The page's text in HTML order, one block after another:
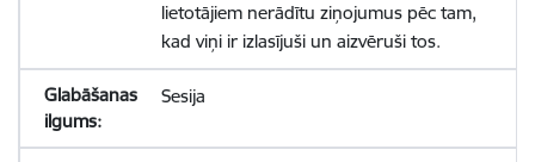
lietotājiem nerādītu ziņojumus pēc tam,
kad viņi ir izlasījuši un aizvēruši tos.
Sesija